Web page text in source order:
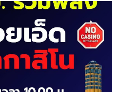
รกิจสถานบันเทิง พ.ศ….